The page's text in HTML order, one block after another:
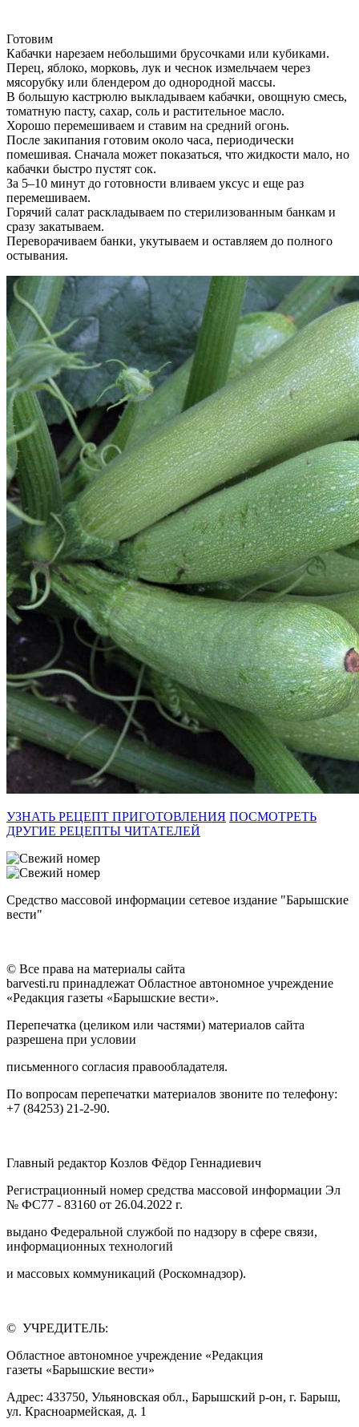
Готовим
Кабачки нарезаем небольшими брусочками или кубиками.
Перец, яблоко, морковь, лук и чеснок измельчаем через
мясорубку или блендером до однородной массы.
В большую кастрюлю выкладываем кабачки, овощную смесь,
томатную пасту, сахар, соль и растительное масло.
Хорошо перемешиваем и ставим на средний огонь.
После закипания готовим около часа, периодически
помешивая. Сначала может показаться, что жидкости мало, но
кабачки быстро пустят сок.
За 5–10 минут до готовности вливаем уксус и еще раз
перемешиваем.
Горячий салат раскладываем по стерилизованным банкам и
сразу закатываем.
Переворачиваем банки, укутываем и оставляем до полного
остывания.
УЗНАТЬ РЕЦЕПТ ПРИГОТОВЛЕНИЯ ПОСМОТРЕТЬ
ДРУГИЕ РЕЦЕПТЫ ЧИТАТЕЛЕЙ
Средство массовой информации сетевое издание "Барышские
вести"
© Все права на материалы сайта
barvesti.ru принадлежат Областное автономное учреждение
«Редакция газеты «Барышские вести».
Перепечатка (целиком или частями) материалов сайта
разрешена при условии
письменного согласия правообладателя.
По вопросам перепечатки материалов звоните по телефону:
+7 (84253) 21-2-90.
Главный редактор Козлов Фёдор Геннадиевич
Регистрационный номер средства массовой информации Эл
№ ФС77 - 83160 от 26.04.2022 г.
выдано Федеральной службой по надзору в сфере связи,
информационных технологий
и массовых коммуникаций (Роскомнадзор).
© УЧРЕДИТЕЛЬ:
Областное автономное учреждение «Редакция
газеты «Барышские вести»
Адрес: 433750, Ульяновская обл., Барышский р-он, г. Барыш,
ул. Красноармейская, д. 1